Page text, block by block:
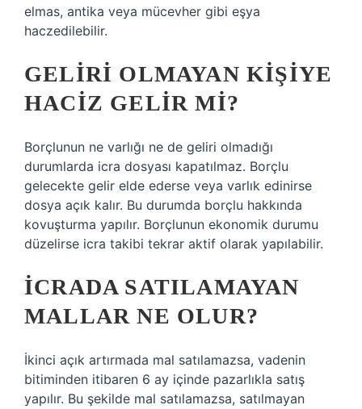
elmas, antika veya mücevher gibi eşya
haczedilebilir.
GELIRI OLMAYAN KIŞIYE
HACIZ GELIR MI?
Borçlunun ne varlığı ne de geliri olmadığı
durumlarda icra dosyası kapatılmaz. Borçlu
gelecekte gelir elde ederse veya varlık edinirse
dosya açık kalır. Bu durumda borçlu hakkında
kovuşturma yapılır. Borçlunun ekonomik durumu
düzelirse icra takibi tekrar aktif olarak yapılabilir.
İCRADA SATILAMAYAN
MALLAR NE OLUR?
İkinci açık artırmada mal satılamazsa, vadenin
bitiminden itibaren 6 ay içinde pazarlıkla satış
yapılır. Bu şekilde mal satılamazsa, satılmayan